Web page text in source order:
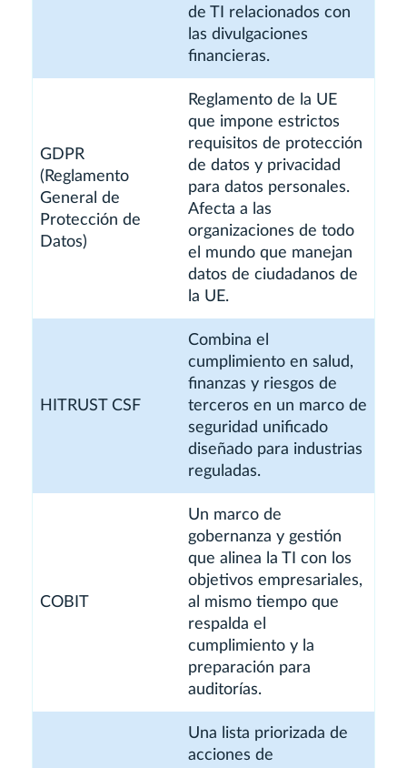
de TI relacionados con
las divulgaciones
financieras.
GDPR
(Reglamento
General de
Protección de
Datos)
Reglamento de la UE
que impone estrictos
requisitos de protección
de datos y privacidad
para datos personales.
Afecta a las
organizaciones de todo
el mundo que manejan
datos de ciudadanos de
la UE.
HITRUST CSF
Combina el
cumplimiento en salud,
finanzas y riesgos de
terceros en un marco de
seguridad unificado
diseñado para industrias
reguladas.
COBIT
Un marco de
gobernanza y gestión
que alinea la TI con los
objetivos empresariales,
al mismo tiempo que
respalda el
cumplimiento y la
preparación para
auditorías.
Una lista priorizada de
acciones de